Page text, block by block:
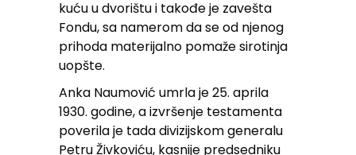
kuću u dvorištu i takođe je zavešta
Fondu, sa namerom da se od njenog
prihoda materijalno pomaže sirotinja
uopšte.
Anka Naumović umrla je 25. aprila
1930. godine, a izvršenje testamenta
poverila je tada divizijskom generalu
Petru Živkoviću, kasnije predsedniku